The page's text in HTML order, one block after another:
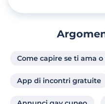
Come capire se ti ama o
App di incontri gratuite